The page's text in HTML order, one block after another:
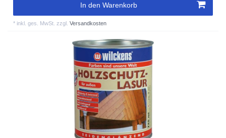
In den Warenkorb
* inkl. ges. MwSt. zzgl.Versandkosten